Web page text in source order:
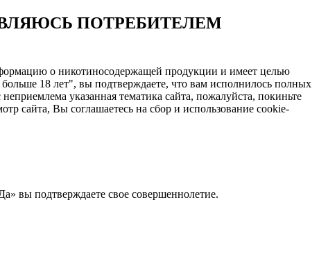
ПОТРЕБИТЕЛЕМ
о никотиносодержащей продукции и имеет целью
18 лет", вы подтверждаете, что вам исполнилось полных
указанная тематика сайта, пожалуйста, покиньте
сайта, Вы соглашаетесь на сбор и использование cookie-
вы подтверждаете свое совершеннолетие.